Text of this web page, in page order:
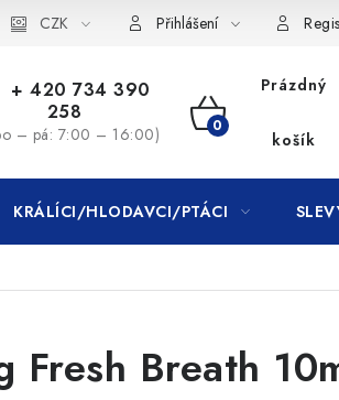
CZK Přihlášení
+ 420 734 390
258
– pá: 7:00 – 16:00)
NÁKUPNÍ
KOŠÍK
Prázdný
košík
KRÁLÍCI/HLODAVCI/PTÁCI
Fresh Breath